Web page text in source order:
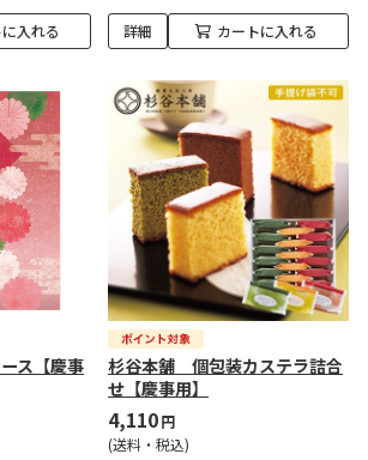
入れる 詳細 カートに入れる
ス【慶事
杉谷本舗 個包装カステラ詰合
せ【慶事用】
4,110円
(送料・税込)